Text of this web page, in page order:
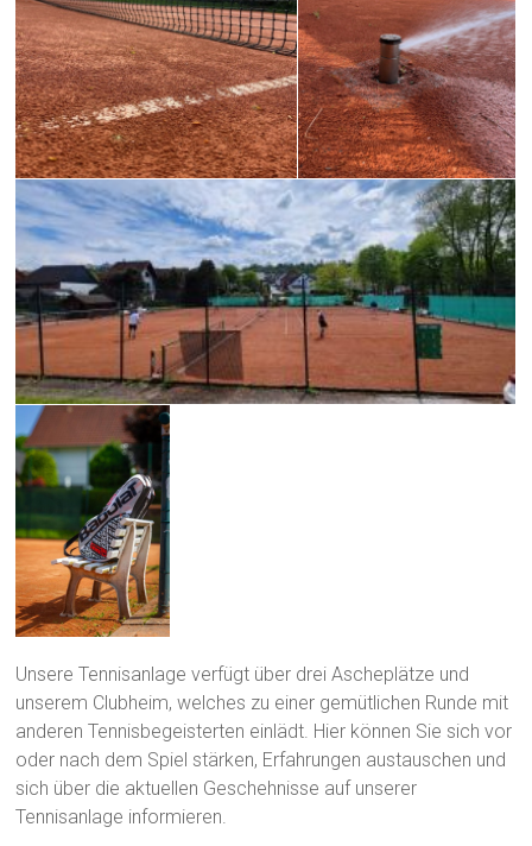
Unsere Tennisanlage verfügt über drei Ascheplätze und
unserem Clubheim, welches zu einer gemütlichen Runde mit
anderen Tennisbegeisterten einlädt. Hier können Sie sich vor
oder nach dem Spiel stärken, Erfahrungen austauschen und
sich über die aktuellen Geschehnisse auf unserer
Tennisanlage informieren.